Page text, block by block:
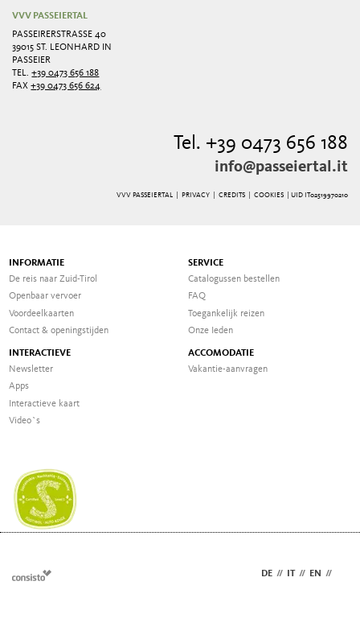
VVV PASSEIERTAL
PASSEIRERSTRASSE 40
39015 ST. LEONHARD IN
PASSEIER
TEL.+39 0473 656 188
FAX+39 0473 656 624
Tel. +39 0473 656 188
info@passeiertal.it
VVV PASSEIERTAL | PRIVACY| CREDITS| COOKIES | UID IT02519970210
INFORMATIE
De reis naar Zuid-Tirol
Openbaar vervoer
Voordeelkaarten
Contact & openingstijden
SERVICE
Catalogussen bestellen
FAQ
Toegankelijk reizen
Onze Ieden
INTERACTIEVE
Newsletter
Apps
Interactieve kaart
Video`s
ACCOMODATIE
Vakantie-aanvragen
DE // IT // EN //